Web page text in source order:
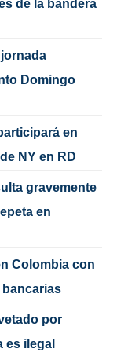
de la bandera
Domingo
en
NY en RD
gravemente
en
Colombia con
bancarias
por
es ilegal